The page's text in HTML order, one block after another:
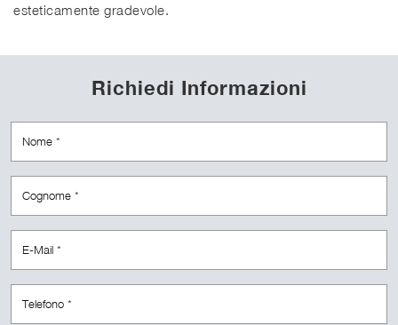
esteticamente gradevole.
Richiedi Informazioni